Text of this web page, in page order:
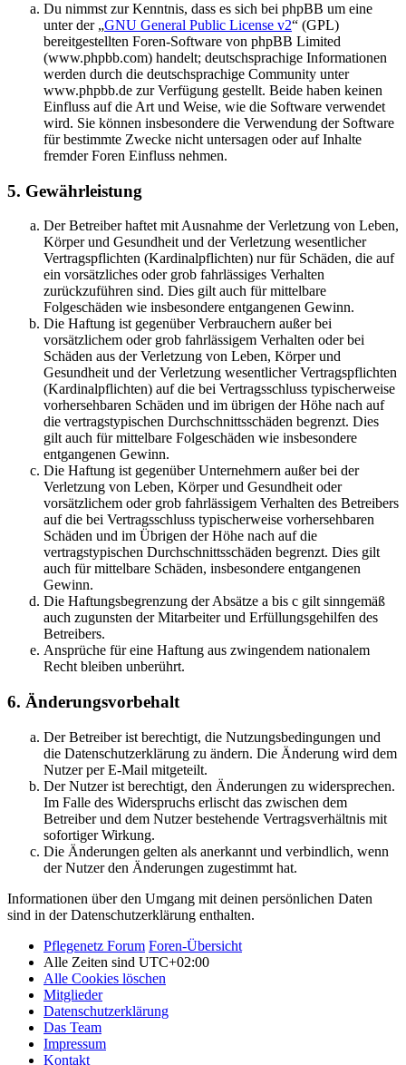
Du nimmst zur Kenntnis, dass es sich bei phpBB um eine
unter der „GNU General Public License v2“ (GPL)
bereitgestellten Foren-Software von phpBB Limited
(www.phpbb.com) handelt; deutschsprachige Informationen
werden durch die deutschsprachige Community unter
www.phpbb.de zur Verfügung gestellt. Beide haben keinen
Einfluss auf die Art und Weise, wie die Software verwendet
wird. Sie können insbesondere die Verwendung der Software
für bestimmte Zwecke nicht untersagen oder auf Inhalte
fremder Foren Einfluss nehmen.
5. Gewährleistung
Der Betreiber haftet mit Ausnahme der Verletzung von Leben,
Körper und Gesundheit und der Verletzung wesentlicher
Vertragspflichten (Kardinalpflichten) nur für Schäden, die auf
ein vorsätzliches oder grob fahrlässiges Verhalten
zurückzuführen sind. Dies gilt auch für mittelbare
Folgeschäden wie insbesondere entgangenen Gewinn.
Die Haftung ist gegenüber Verbrauchern außer bei
vorsätzlichem oder grob fahrlässigem Verhalten oder bei
Schäden aus der Verletzung von Leben, Körper und
Gesundheit und der Verletzung wesentlicher Vertragspflichten
(Kardinalpflichten) auf die bei Vertragsschluss typischerweise
vorhersehbaren Schäden und im übrigen der Höhe nach auf
die vertragstypischen Durchschnittsschäden begrenzt. Dies
gilt auch für mittelbare Folgeschäden wie insbesondere
entgangenen Gewinn.
Die Haftung ist gegenüber Unternehmern außer bei der
Verletzung von Leben, Körper und Gesundheit oder
vorsätzlichem oder grob fahrlässigem Verhalten des Betreibers
auf die bei Vertragsschluss typischerweise vorhersehbaren
Schäden und im Übrigen der Höhe nach auf die
vertragstypischen Durchschnittsschäden begrenzt. Dies gilt
auch für mittelbare Schäden, insbesondere entgangenen
Gewinn.
Die Haftungsbegrenzung der Absätze a bis c gilt sinngemäß
auch zugunsten der Mitarbeiter und Erfüllungsgehilfen des
Betreibers.
Ansprüche für eine Haftung aus zwingendem nationalem
Recht bleiben unberührt.
6. Änderungsvorbehalt
Der Betreiber ist berechtigt, die Nutzungsbedingungen und
die Datenschutzerklärung zu ändern. Die Änderung wird dem
Nutzer per E-Mail mitgeteilt.
Der Nutzer ist berechtigt, den Änderungen zu widersprechen.
Im Falle des Widerspruchs erlischt das zwischen dem
Betreiber und dem Nutzer bestehende Vertragsverhältnis mit
sofortiger Wirkung.
Die Änderungen gelten als anerkannt und verbindlich, wenn
der Nutzer den Änderungen zugestimmt hat.
Informationen über den Umgang mit deinen persönlichen Daten
sind in der Datenschutzerklärung enthalten.
Pflegenetz Forum Foren-Übersicht
Alle Zeiten sind UTC+02:00
Alle Cookies löschen
Mitglieder
Datenschutzerklärung
Das Team
Impressum
Kontakt